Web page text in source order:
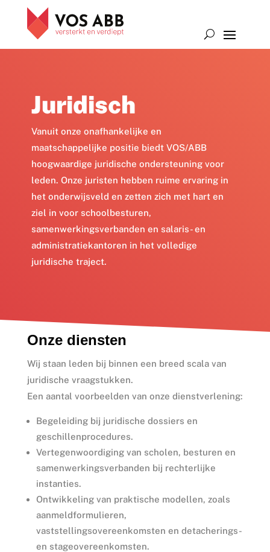
Juridisch
Vanuit onze onafhankelijke en
maatschappelijke positie biedt VOS/ABB
hoogwaardige juridische ondersteuning voor
leden. Onze juristen hebben ruime ervaring in
het onderwijsveld en zetten zich met hart en
ziel in voor schoolbesturen,
samenwerkingsverbanden en salaris- en
administratiekantoren in het volledige
juridische traject.
Onze diensten
Wij staan leden bij binnen een breed scala van
juridische vraagstukken.
Een aantal voorbeelden van onze dienstverlening:
Begeleiding bij juridische dossiers en
geschillenprocedures.
Vertegenwoordiging van scholen, besturen en
samenwerkingsverbanden bij rechterlijke
instanties.
Ontwikkeling van praktische modellen, zoals
aanmeldformulieren,
vaststellingsovereenkomsten en detacherings-
en stageovereenkomsten.